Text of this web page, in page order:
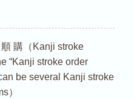
購（Kanji stroke
“Kanji stroke order
be several Kanji stroke
）